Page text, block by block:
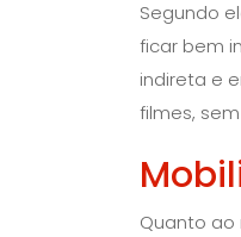
Segundo
ficar bem
indireta e
filmes,
Quanto